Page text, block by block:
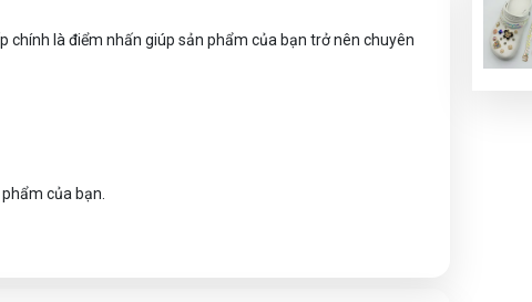
chính là điểm nhấn giúp sản phẩm của bạn trở nên chuyên
của bạn.